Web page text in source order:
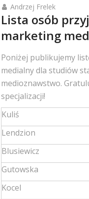
Andrzej Frelek
Lista osób
marketing
Poniżej publikujemy
medialny dla studiów
medioznawstwo.
specjalizacji!
Kuliś
Lendzion
Blusiewicz
Gutowska
Kocel